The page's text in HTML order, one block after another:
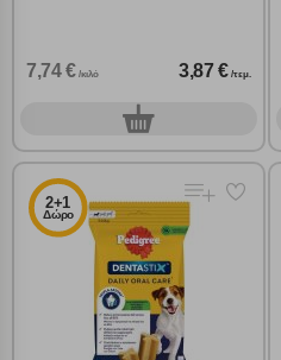
7,74 € /κιλό 3,87 € /τεμ.
0τεμ.
2+1
Δώρο